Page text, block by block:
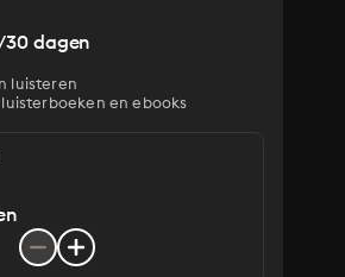
dagen
luisteren
en ebooks